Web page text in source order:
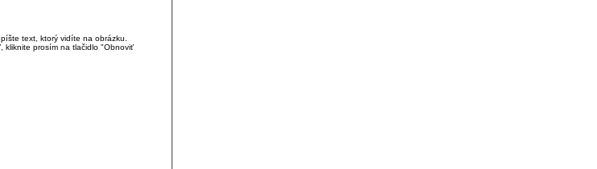
text, ktorý vidíte na obrázku.
prosím na tlačidlo "Obnoviť